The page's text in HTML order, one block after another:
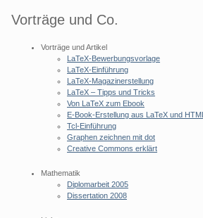
Vorträge und Co.
Vorträge und Artikel
LaTeX-Bewerbungsvorlage
LaTeX-Einführung
LaTeX-Magazinerstellung
LaTeX – Tipps und Tricks
Von LaTeX zum Ebook
E-Book-Erstellung aus LaTeX und HTML
Tcl-Einführung
Graphen zeichnen mit dot
Creative Commons erklärt
Mathematik
Diplomarbeit 2005
Dissertation 2008